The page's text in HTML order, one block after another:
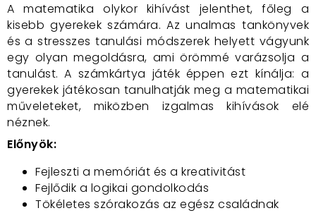
A matematika olykor kihívást jelenthet, főleg a
kisebb gyerekek számára. Az unalmas tankönyvek
és a stresszes tanulási módszerek helyett vágyunk
egy olyan megoldásra, ami örömmé varázsolja a
tanulást. A számkártya játék éppen ezt kínálja: a
gyerekek játékosan tanulhatják meg a matematikai
műveleteket, miközben izgalmas kihívások elé
néznek.
Előnyök:
Fejleszti a memóriát és a kreativitást
Fejlődik a logikai gondolkodás
Tökéletes szórakozás az egész családnak